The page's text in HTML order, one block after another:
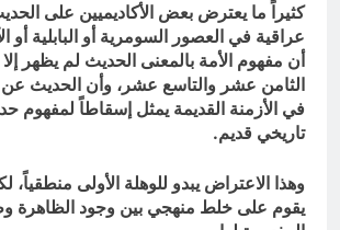
كثيراً ما يعترض بعض الأكاديميين على
عراقية في العصور السومرية أو البابلية أو
أن مفهوم الأمة بالمعنى الحديث لم يظهر
الثامن عشر والتاسع عشر، وأن الحديث عن
في الأزمنة القديمة يمثل إسقاطاً لمفهوم
تاريخي قديم.
وهذا الاعتراض يبدو للوهلة الأولى منطقياً،
يقوم على خلط منهجي بين وجود الظاهرة